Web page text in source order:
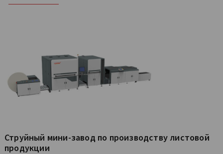
Струйный мини-завод по производству листовой
продукции